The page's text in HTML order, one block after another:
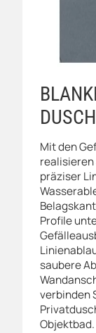
Mit den
realisieren
präziser
Profile
saubere
verbinden
Objektbad.